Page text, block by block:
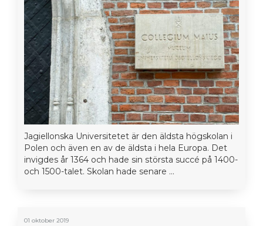
Jagiellonska Universitetet är den äldsta högskolan i
Polen och även en av de äldsta i hela Europa. Det
invigdes år 1364 och hade sin största succé på 1400-
och 1500-talet. Skolan hade senare ...
01 oktober 2019